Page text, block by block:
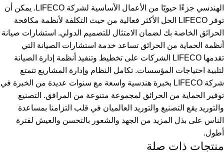
الهندسي جزءًا حيويًا من الأعمال الأساسية لشركة LIFECO. يمكن أن
توفر LIFECO الحل الأكثر فعالية من حيث التكلفة لأنظمة مكافحة
الحرائق الخاصة بك لضمان الامتثال للتصميم الدولي. استشارات صيانة
أنظمة الحماية من الحرائق تساعد خدمة استشارات الصيانة التي
تقدمها LIFECO الشركات على تخطيط وتنفيذ أنظمة إدارة الصيانة
لتلبية احتياجات المؤسسات. تكامل النظام وإدارة المشاريع تتمتع
شركة LIFECO بخبرة هندسية واسعة مع سنوات عديدة من الخبرة في
توفير الحماية من الحرائق لمجموعة متنوعة من المرافق. التصنيع
والتوريد يقع التصنيع والتوريد العالميان في قلب التزامنا بمساعدة
الناس على بذل المزيد من الجهد والشعور بالتحسن والعيش لفترة
أطول.
منتجات ذات صلة